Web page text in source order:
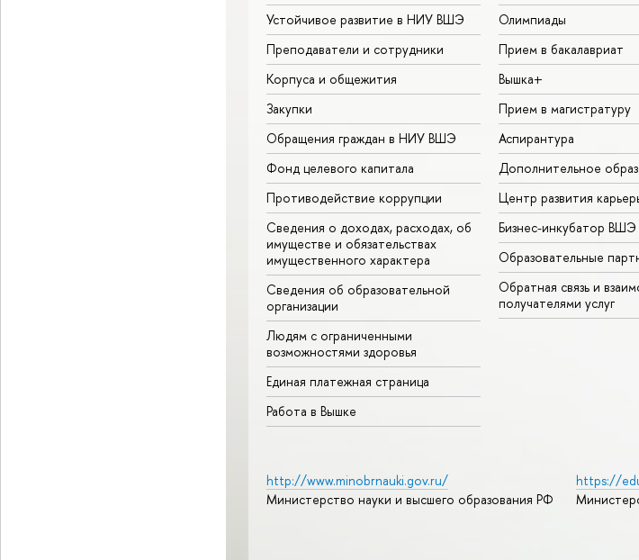
Устойчивое развитие в НИУ ВШЭ
Преподаватели и сотрудники
Корпуса и общежития
Закупки
Обращения граждан в НИУ ВШЭ
Фонд целевого капитала
Противодействие коррупции
Сведения о доходах, расходах, об
имуществе и обязательствах
имущественного характера
Сведения об образовательной
организации
Людям с ограниченными
возможностями здоровья
Единая платежная страница
Работа в Вышке
Олимпиады
Прием в бакалавриат
Вышка+
Прием в магистратуру
Аспирантура
Дополнительное
Центр развития
Бизнес-инкубатор ВШЭ
Образовательные
Обратная связь и
получателями услуг
http://www.minobrnauki.gov.ru/
Министерство науки и высшего образования РФ
https://